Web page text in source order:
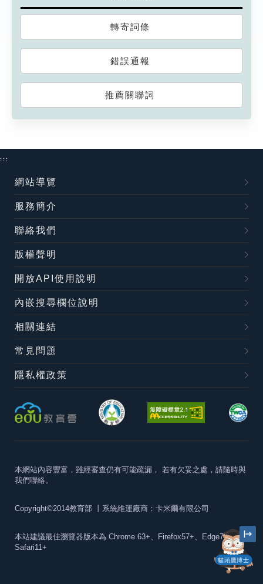
轉寄詞條
錯誤通報
推薦關聯詞
貓頭鷹博士
:::
網站導覽
服務簡介
聯絡我們
版權聲明
開放API使用說明
內嵌搜尋欄位說明
相關連結
常見問題
隱私權政策
本網站內容豐富，雖經審查仍有可能疏漏， 若有欠妥之處，請隨時與
我們聯絡。
Copyright©2014教育部 丨系統維運廠商：卡米爾有限公司
本站建議最佳瀏覽器版本為 Chrome 63+、Firefox57+、Edge79+及
Safari11+